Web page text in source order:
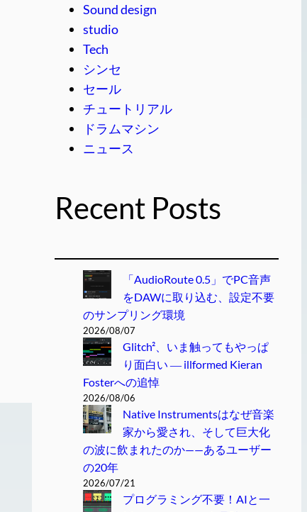
Sound design
studio
Tech
シンセ
セール
チュートリアル
ドラムマシン
ニュース
Recent Posts
「AudioRoute 0.5」でPC音声
をDAWに取り込む、設定不要
のサンプリング環境
2026/08/07
Glitch²、いま触ってもやっぱ
り面白い ― illformed Kieran
Fosterへの追悼
2026/08/06
Native Instrumentsはなぜ音楽
家から愛され、そして巨大化
の波に飲まれたのか——あるユーザー
の20年
2026/07/21
プログラミング不要！AIと一